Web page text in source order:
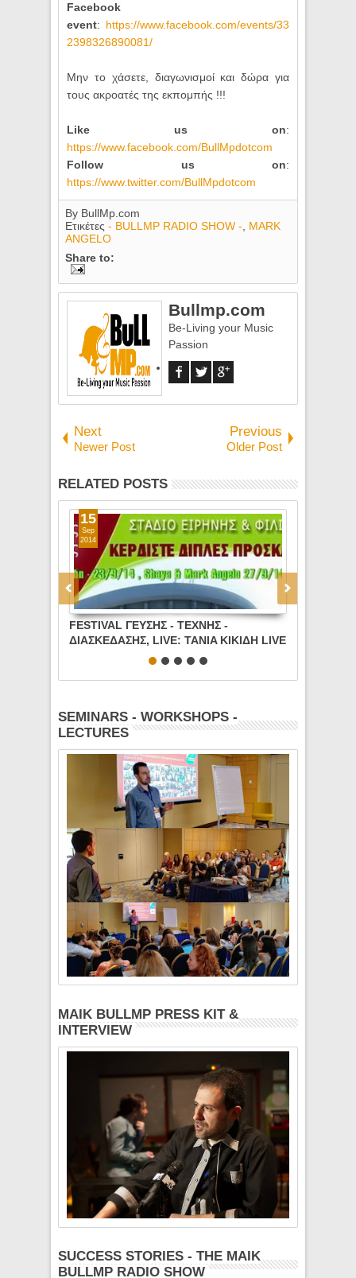
Facebook
event: https://www.facebook.com/events/33
2398326890081/
Μην το χάσετε, διαγωνισμοί και δώρα για
τους ακροατές της εκπομπής !!!
Like us on:
https://www.facebook.com/BullMpdotcom
Follow us on:
https://www.twitter.com/BullMpdotcom
By BullMp.com
Ετικέτες- BULLMP RADIO SHOW -
MARK
ANGELO
Share to:
Bullmp.com
Be-Living your Music
Passion
Next
Newer Post
Previous
Older Post
RELATED POSTS
FESTIVAL ΓΕΥΣΗΣ - ΤΕΧΝΗΣ -
ΔΙΑΣΚΕΔΑΣΗΣ, LIVE: TANIA ΚΙΚΙΔΗ LIVE
(23/9/14), SHAYA & MARK ANGELO
15
Sep
2014
SEMINARS - WORKSHOPS -
LECTURES
MAIK BULLMP PRESS KIT &
INTERVIEW
SUCCESS STORIES - THE MAIK
BULLMP RADIO SHOW